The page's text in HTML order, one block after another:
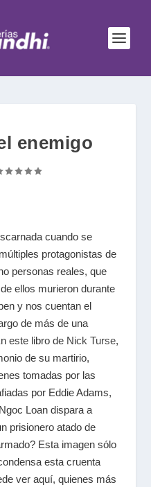
enemigo
cuando se
protagonistas de
personas reales, que
ellos murieron durante
y nos cuentan el
de más de una
este libro de Nick Turse,
de su martirio,
tomadas por las
por Eddie Adams,
Loan dispara a
prisionero atado de
Esta imagen sólo
esta cruenta
ver aquí, quienes más